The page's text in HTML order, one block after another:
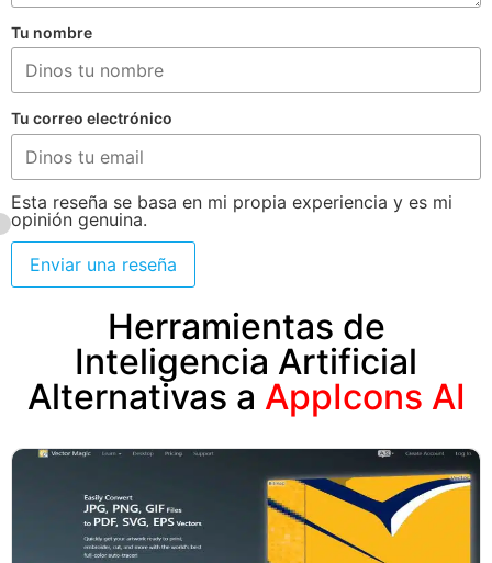
Tu nombre
Tu correo electrónico
Esta reseña se basa en mi propia experiencia y es mi
opinión genuina.
Enviar una reseña
Herramientas de
Inteligencia Artificial
Alternativas a AppIcons AI